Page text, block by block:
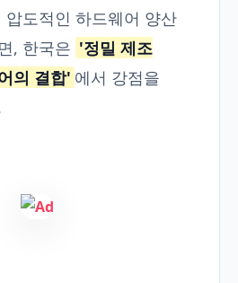
압도적인 하드웨어 양산
, 한국은 '정밀 제조
의 결합' 에서 강점을